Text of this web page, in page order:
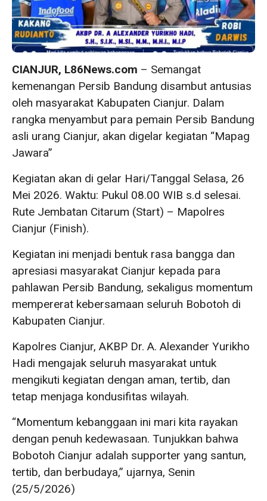
CIANJUR, L86News.com – Semangat
kemenangan Persib Bandung disambut antusias
oleh masyarakat Kabupaten Cianjur. Dalam
rangka menyambut para pemain Persib Bandung
asli urang Cianjur, akan digelar kegiatan “Mapag
Jawara”
Kegiatan akan di gelar Hari/Tanggal Selasa, 26
Mei 2026. Waktu: Pukul 08.00 WIB s.d selesai.
Rute Jembatan Citarum (Start) – Mapolres
Cianjur (Finish).
Kegiatan ini menjadi bentuk rasa bangga dan
apresiasi masyarakat Cianjur kepada para
pahlawan Persib Bandung, sekaligus momentum
mempererat kebersamaan seluruh Bobotoh di
Kabupaten Cianjur.
Kapolres Cianjur, AKBP Dr. A. Alexander Yurikho
Hadi mengajak seluruh masyarakat untuk
mengikuti kegiatan dengan aman, tertib, dan
tetap menjaga kondusifitas wilayah.
“Momentum kebanggaan ini mari kita rayakan
dengan penuh kedewasaan. Tunjukkan bahwa
Bobotoh Cianjur adalah supporter yang santun,
tertib, dan berbudaya,” ujarnya, Senin
(25/5/2026)